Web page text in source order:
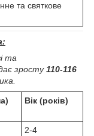
та святкове
та
зросту110-116
Вік (років)
2-4